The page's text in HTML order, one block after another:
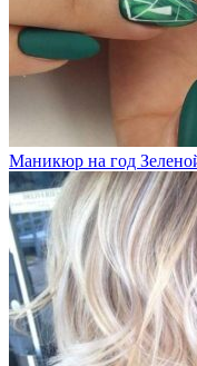
Маникюр на год